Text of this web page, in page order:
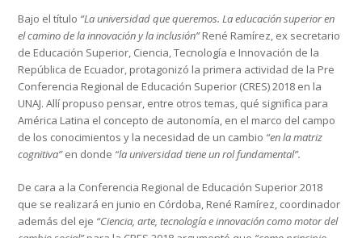
Bajo el título “La universidad que queremos. La educación superior en
el camino de la innovación y la inclusión”René Ramírez, ex secretario
de Educación Superior, Ciencia, Tecnología e Innovación de la
República de Ecuador, protagonizó la primera actividad de la Pre
Conferencia Regional de Educación Superior (CRES) 2018 en la
UNAJ. Allí propuso pensar, entre otros temas, qué significa para
América Latina el concepto de autonomía, en el marco del campo
de los conocimientos y la necesidad de un cambio “en la matriz
cognitiva”en donde “la universidad tiene un rol fundamental”.
De cara a la Conferencia Regional de Educación Superior 2018
que se realizará en junio en Córdoba, René Ramírez, coordinador
además del eje “Ciencia, arte, tecnología e innovación como motor del